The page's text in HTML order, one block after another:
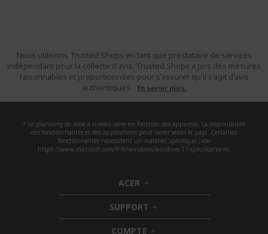
Nous utilisons Trusted Shops en tant que prestataire de services
indépendant pour la collecte d'avis. Trusted Shops a pris des mesures
raisonnables et proportionnées pour s'assurer qu'il s'agit d'avis
authentiques.
En savoir plus.
* Le planning de mise à niveau varie en fonction des appareils. La disponibilité
des fonctionnalités et des applications peut varier selon le pays. Certaines
fonctionnalités nécessitent un matériel spécifique (voir
https://www.microsoft.com/fr-fr/windows/windows-11-specifications).
ACER h
i
d
d
SUPPORT h
i
COMPTE